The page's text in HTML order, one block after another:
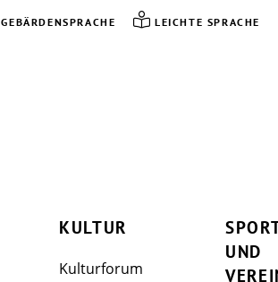
GEBÄRDENSPRACHE LEICHTE SPRACHE
KULTUR
Kulturforum
UND